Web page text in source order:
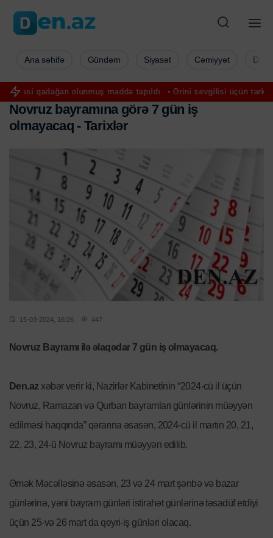
olunmuş maddə tapıldı Ərini sevgilisi üçün tərk etmişdi:
Ana səhifə Gündəm Siyasət Cəmiyyət
Novruz bayramına görə 7 gün iş
olmayacaq - Tarixlər
15-03-2024, 16:26 447
Novruz Bayramı ilə əlaqədar 7 gün iş olmayacaq.
Den.az xəbər verir ki, Nazirlər Kabinetinin “2024-cü il üçün
Novruz, Ramazan və Qurban bayramları günlərinin müəyyən
edilməsi haqqında” qərarına əsasən, 2024-cü il martın 20, 21,
22, 23, 24-ü Novruz bayramı müəyyən edilib.
Əmək Məcəlləsinə əsasən, 23 və 24 mart şənbə və bazar
günlərinə, yəni bayram günləri istirahət günlərinə təsadüf etdiyi
üçün 25-və 26 mart da qeyri-iş günləri olacaq.